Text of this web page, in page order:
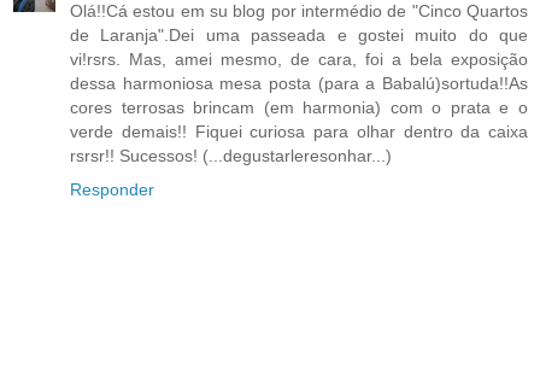
Olá!!Cá estou em su blog por intermédio de "Cinco Quartos
de Laranja".Dei uma passeada e gostei muito do que
vi!rsrs. Mas, amei mesmo, de cara, foi a bela exposição
dessa harmoniosa mesa posta (para a Babalú)sortuda!!As
cores terrosas brincam (em harmonia) com o prata e o
verde demais!! Fiquei curiosa para olhar dentro da caixa
rsrsr!! Sucessos! (...degustarleresonhar...)
Responder